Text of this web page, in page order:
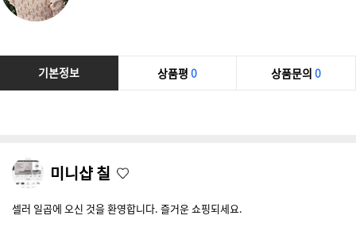
기본정보 상품평 0 상품문의 0
미니샵 칠
셀러 일곱에 오신 것을 환영합니다. 즐거운 쇼핑되세요.